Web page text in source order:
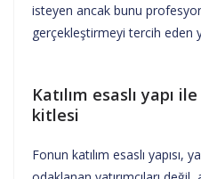
isteyen ancak bunu
gerçekleştirmeyi tercih eden
Katılım esaslı yapı
kitlesi
Fonun katılım esaslı yapısı,